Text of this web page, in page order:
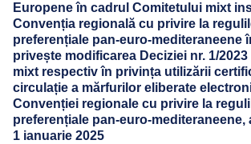
Europene în cadrul Comitetului mixt
Convenția regională cu privire la
preferențiale pan-euro-mediteraneene
privește modificarea Deciziei nr. 1/
mixt respectiv în privința utilizării
circulație a mărfurilor eliberate
Convenției regionale cu privire la
preferențiale pan-euro-mediteraneene,
1 ianuarie 2025